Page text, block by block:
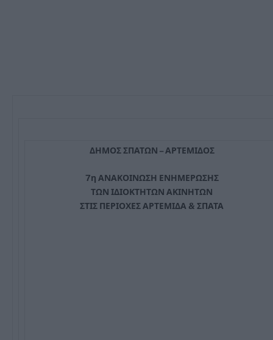
ΔΗΜΟΣ ΣΠΑΤΩΝ – ΑΡΤΕΜΙΔΟΣ
7η ΑΝΑΚΟΙΝΩΣΗ ΕΝΗΜΕΡΩΣΗΣ
ΤΩΝ ΙΔΙΟΚΤΗΤΩΝ ΑΚΙΝΗΤΩΝ
ΣΤΙΣ ΠΕΡΙΟΧΕΣ ΑΡΤΕΜΙΔΑ & ΣΠΑΤΑ